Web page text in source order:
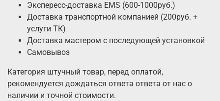
Экспересс-доставка EMS (600-1000руб.)
Доставка транспортной компанией (200руб. +
услуги ТК)
Доставка мастером с последующей установкой
Самовывоз
Категория штучный товар, перед оплатой,
рекомендуется дождаться ответа ответа от нас о
наличии и точной стоимости.